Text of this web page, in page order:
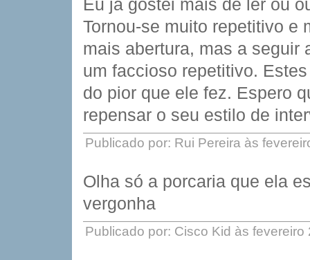
Eu já gostei mais de ler ou
Tornou-se muito repetitivo e
mais abertura, mas a seguir
um faccioso repetitivo.
do pior que ele fez. Espero
repensar o seu estilo de
Publicado por: Rui Pereira às
Olha só a porcaria que ela
vergonha
Publicado por: Cisco Kid às fevereiro